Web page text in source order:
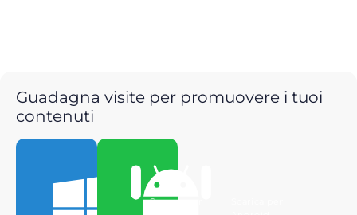
Guadagna visite per promuovere i tuoi
contenuti
Scarica per